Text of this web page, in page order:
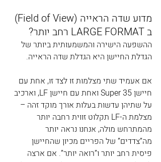
מדוע שדה הראייה (Field of View)
ב LARGE FORMAT רחב יותר?
ההשפעה הישירה והמשמעותית ביותר של
הגדלת החיישן היא הגדלת שדה הראייה.
אם אעמיד שתי מצלמות זו לצד זו, אחת עם
חיישן Super 35 ואחת עם חיישן LF, וארכיב
על שתיהן עדשות בעלות אורך מוקד זהה –
מצלמת ה-LF תקלוט זווית רחבה יותר
מהמתרחש מולה, אנחנו נראה יותר
מה”צדדים” של הפריים מכיון שהחיישן
פיסית רחב יותר ו”רואה יותר”. אם ארצה